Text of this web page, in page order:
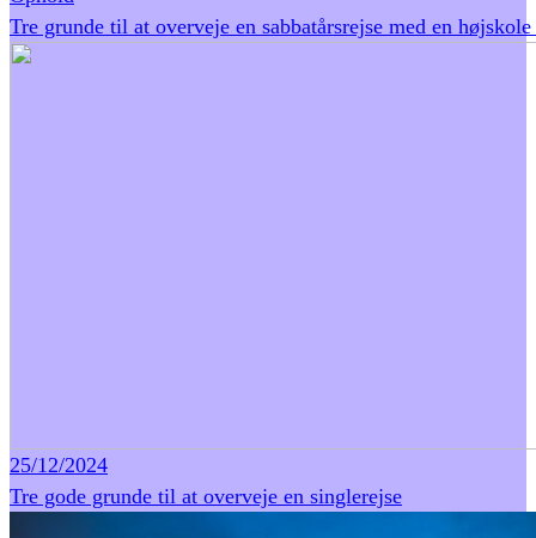
Tre grunde til at overveje en sabbatårsrejse med en
25/12/2024
Tre gode grunde til at overveje en singlerejse